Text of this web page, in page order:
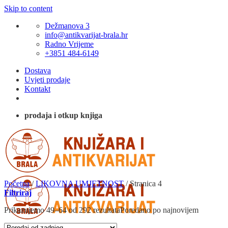
Skip to content
Dežmanova 3
info@antikvarijat-brala.hr
Radno Vrijeme
+3851 484-6149
Dostava
Uvjeti prodaje
Kontakt
prodaja i otkup knjiga
Početna / LIKOVNA UMJETNOST /Stranica 4
Filtriraj
Prikazujemo 49–64 od 292 rezultataPoredano po najnovijem